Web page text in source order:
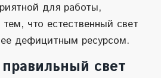
для работы,
что естественный свет
дефицитным ресурсом.
свет